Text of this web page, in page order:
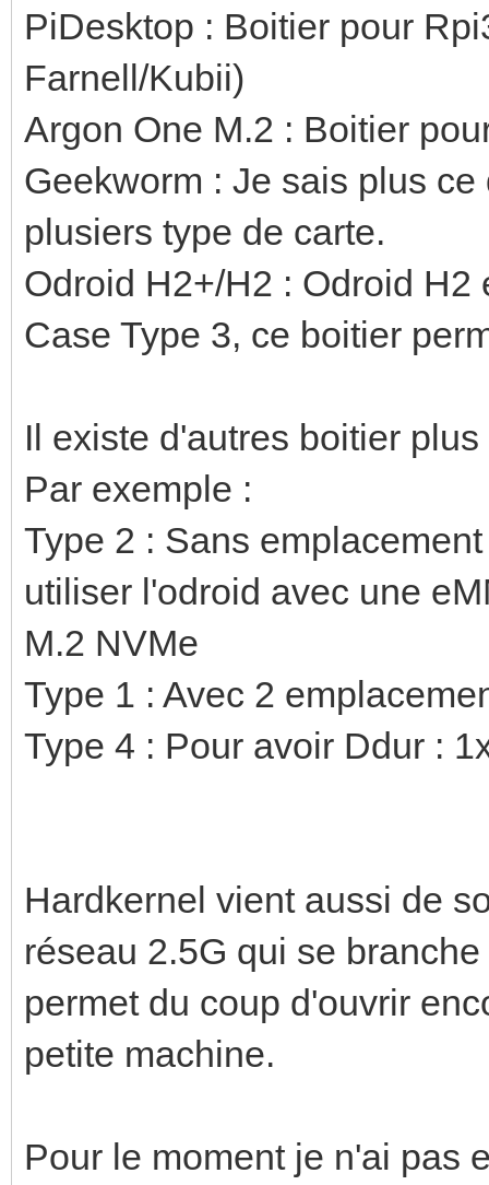
PiDesktop : Boitier pour
Farnell/Kubii)
Argon One M.2 : Boitier
Geekworm : Je sais plus
plusiers type de carte.
Odroid H2+/H2 : Odroid
Case Type 3, ce boitier
Il existe d'autres boitier
Par exemple :
Type 2 : Sans
utiliser l'odroid avec une
M.2 NVMe
Type 1 : Avec 2
Type 4 : Pour avoir Ddur :
Hardkernel vient aussi de
réseau 2.5G qui se
permet du coup d'ouvrir
petite machine.
Pour le moment je n'ai pas